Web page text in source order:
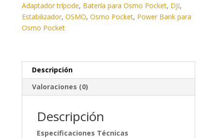
Adaptador trípode, Batería para Osmo Pocket, DJI,
Estabilizador, OSMO, Osmo Pocket, Power Bank para
Osmo Pocket
Descripción
Valoraciones (0)
Descripción
Especificaciones Técnicas